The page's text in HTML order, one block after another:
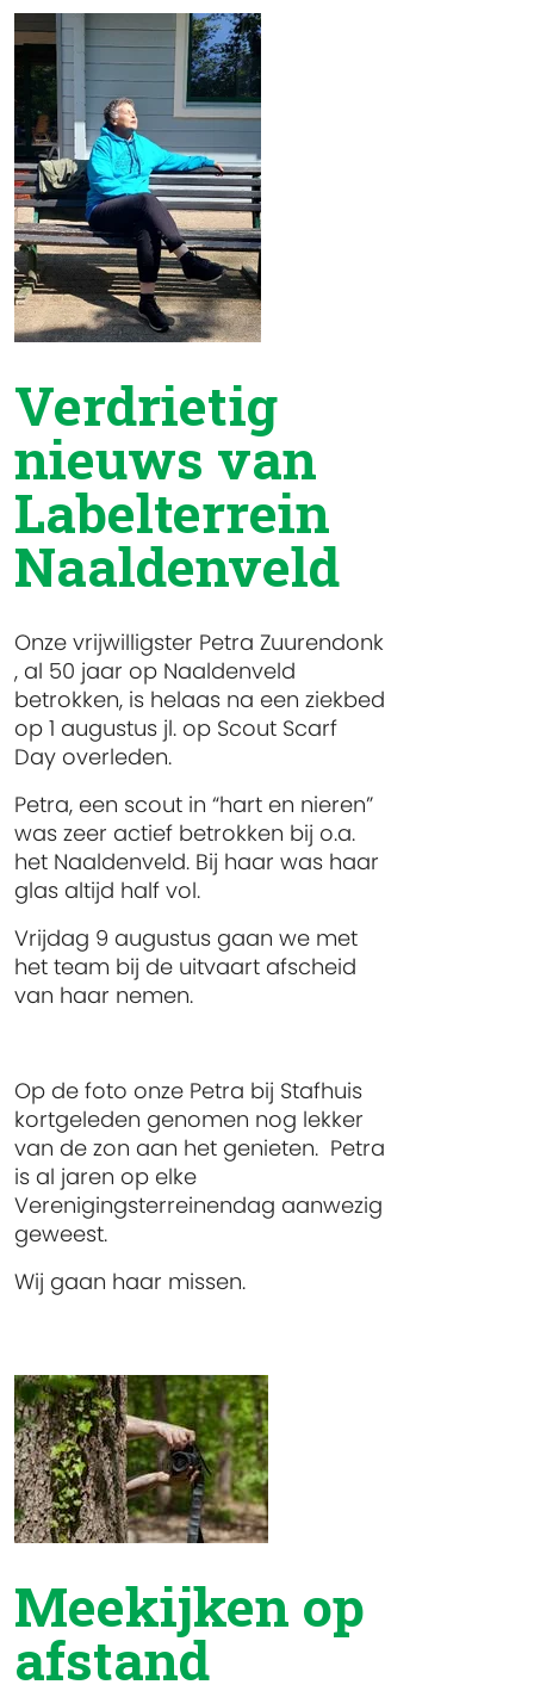
Verdrietig
nieuws van
Labelterrein
Naaldenveld
Onze vrijwilligster Petra Zuurendonk
, al 50 jaar op Naaldenveld
betrokken, is helaas na een ziekbed
op 1 augustus jl. op Scout Scarf
Day overleden.
Petra, een scout in “hart en nieren”
was zeer actief betrokken bij o.a.
het Naaldenveld. Bij haar was haar
glas altijd half vol.
Vrijdag 9 augustus gaan we met
het team bij de uitvaart afscheid
van haar nemen.
Op de foto onze Petra bij Stafhuis
kortgeleden genomen nog lekker
van de zon aan het genieten. Petra
is al jaren op elke
Verenigingsterreinendag aanwezig
geweest.
Wij gaan haar missen.
Meekijken op
afstand